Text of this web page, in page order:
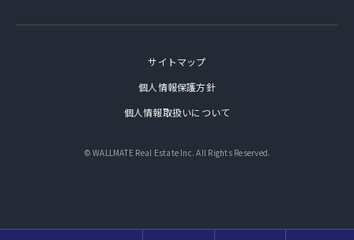
サイトマップ
個人情報保護方針
個人情報取扱いについて
© WALLMATE Real Estate Inc. All Rights Reserved.